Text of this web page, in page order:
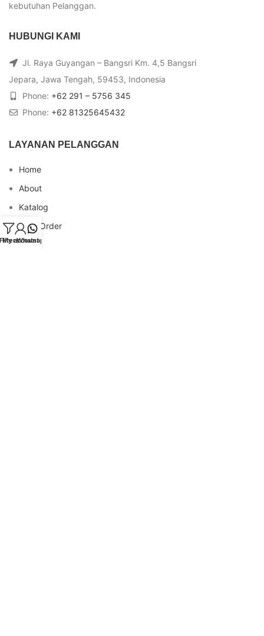
kebutuhan Pelanggan.
HUBUNGI KAMI
Jl. Raya Guyangan – Bangsri Km. 4,5 Bangsri
Jepara, Jawa Tengah, 59453, Indonesia
Phone: +62 291 – 5756 345
Phone: +62 81325645432
LAYANAN PELANGGAN
Home
About
Katalog
Cara Order
Blog
My account
Whatsapp